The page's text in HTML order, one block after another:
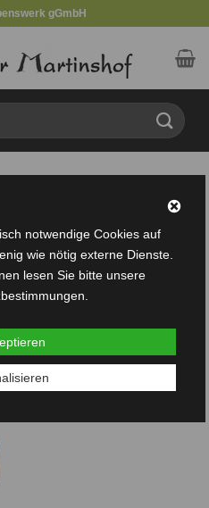
gGmbH
notwendige Cookies auf
wie nötig externe Dienste.
lesen Sie bitte unsere